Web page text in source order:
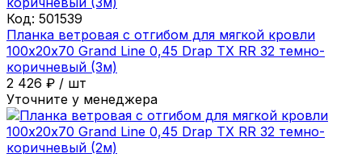
Код: 501539
Планка ветровая с отгибом для мягкой кровли
100х20х70 Grand Line 0,45 Drap ТХ RR 32 темно-
коричневый (3м)
2 426 ₽ / шт
Уточните у менеджера